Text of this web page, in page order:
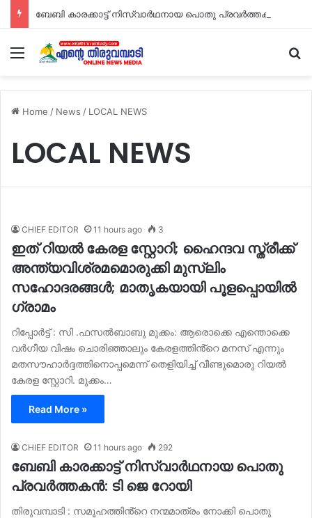
Menu
Home / News / LOCAL NEWS
LOCAL NEWS
CHIEF EDITOR 11 hours ago 3
ഇത് റിയൽ കേരള സ്റ്റാേറി; ഹൈന്ദവ സ്ത്രീക്ക്
അന്ത്യവിശ്രമമൊരുക്കി മുസ്ലിം
സഹോദരങ്ങൾ; മാതൃകയായി പൂളപ്പൊയിൽ
ഗ്രാമം
റിപ്പോർട്ട് : സി .ഫസൽബാബു മുക്കം: ആരൊക്കെ എന്തൊക്കെ
വർഗീയ വിഷം ചൊരിഞ്ഞാലും കേരളത്തിൻ്റെ മനസ് എന്നും
മതസൗഹാർദ്ദത്തിനൊപ്പമെന്ന് തെളിയിച്ച് വീണ്ടുമൊരു റിയൽ
കേരള സ്റ്റോറി. മുക്കം…
Read More »
CHIEF EDITOR 11 hours ago 292
ബേബി കാരക്കാട്ട് നിസ്വാർഥനായ പൊതു
പ്രവർത്തകൻ: ടി ജെ റോയി
തിരുവമ്പാടി : സമൂഹത്തിൻ്റെ നന്മമാത്രം നോക്കി പൊതു